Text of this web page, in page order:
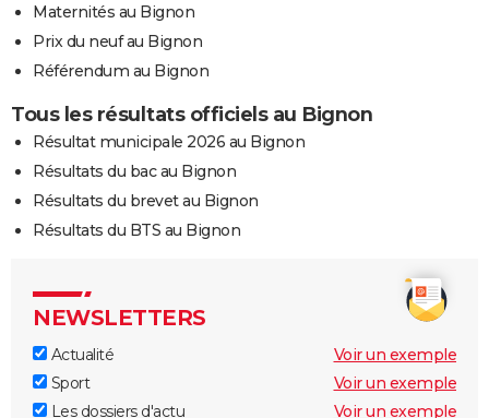
Maternités au Bignon
Prix du neuf au Bignon
Référendum au Bignon
Tous les résultats officiels au Bignon
Résultat municipale 2026 au Bignon
Résultats du bac au Bignon
Résultats du brevet au Bignon
Résultats du BTS au Bignon
NEWSLETTERS
Actualité
Voir un exemple
Sport
Voir un exemple
Les dossiers d'actu
Voir un exemple